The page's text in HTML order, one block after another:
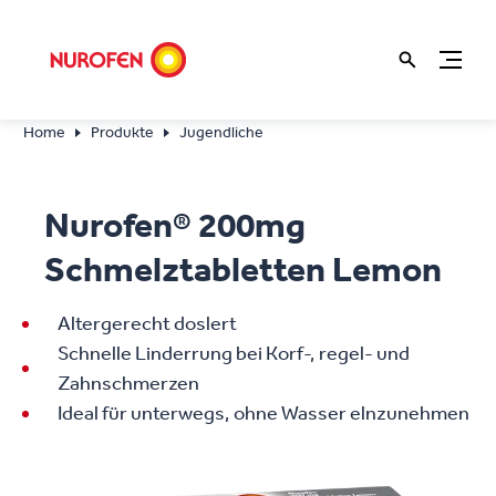
Home Produkte Jugendliche
Nurofen® 200mg
Schmelztabletten Lemon
Altergerecht doslert
Schnelle Linderrung bei Korf-, regel- und
Zahnschmerzen
Ideal für unterwegs, ohne Wasser elnzunehmen